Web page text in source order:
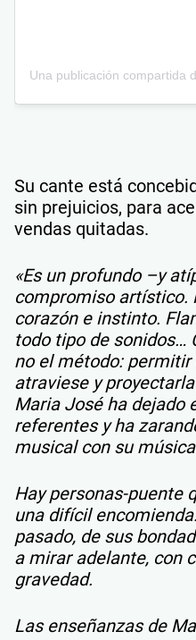
Su cante está
sin prejuicios, para
vendas quitadas.
«Es un profundo –y
compromiso artístico.
corazón e instinto.
todo tipo de sonidos…
no el método: permitir
atraviese y
Maria José ha dejado
referentes y ha
musical con su
Hay personas-puente
una difícil
pasado, de sus
a mirar adelante, con
gravedad.
Las enseñanzas de